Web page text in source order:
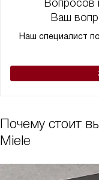
Вопросов
Ваш
Наш специалист
Почему стоит
Miele